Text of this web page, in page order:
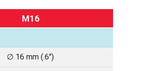
M16
∅ 16 mm (.6")